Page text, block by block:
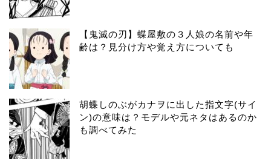
【鬼滅の刃】蝶屋敷の３人娘の名前や年
齢は？見分け方や覚え方についても
胡蝶しのぶがカナヲに出した指文字(サイ
ン)の意味は？モデルや元ネタはあるのか
も調べてみた